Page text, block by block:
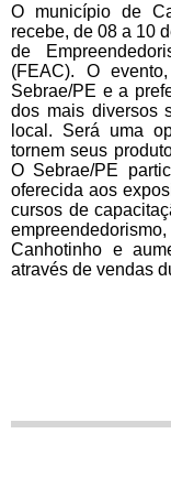
O município de
recebe, de 08 a 10
de
(FEAC). O
Sebrae/PE e a
dos mais diversos
local. Será uma
tornem seus
O Sebrae/PE
oferecida aos
cursos de
Canhotinho e
através de vendas